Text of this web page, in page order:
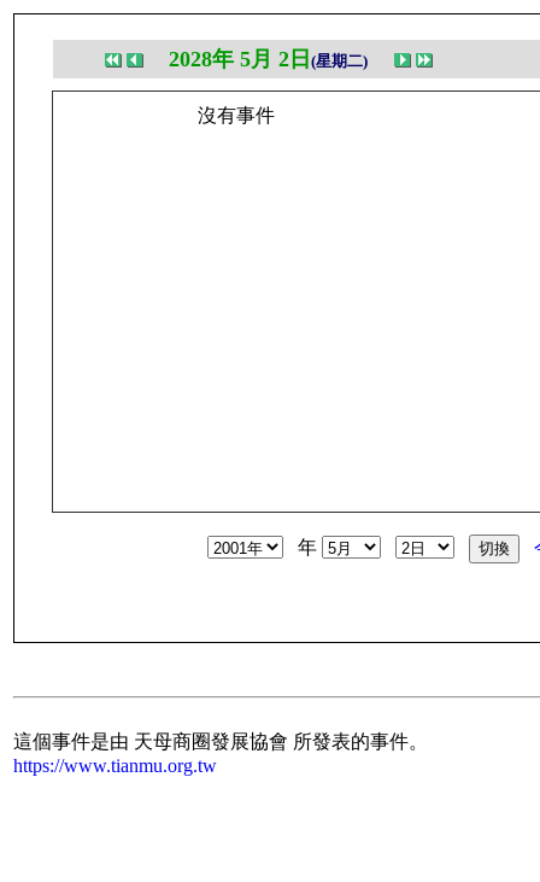
2028年 5月 2日 (星期二)
沒有事件
年
這個事件是由 天母商圈發展協會 所發表的事件。
https://www.tianmu.org.tw